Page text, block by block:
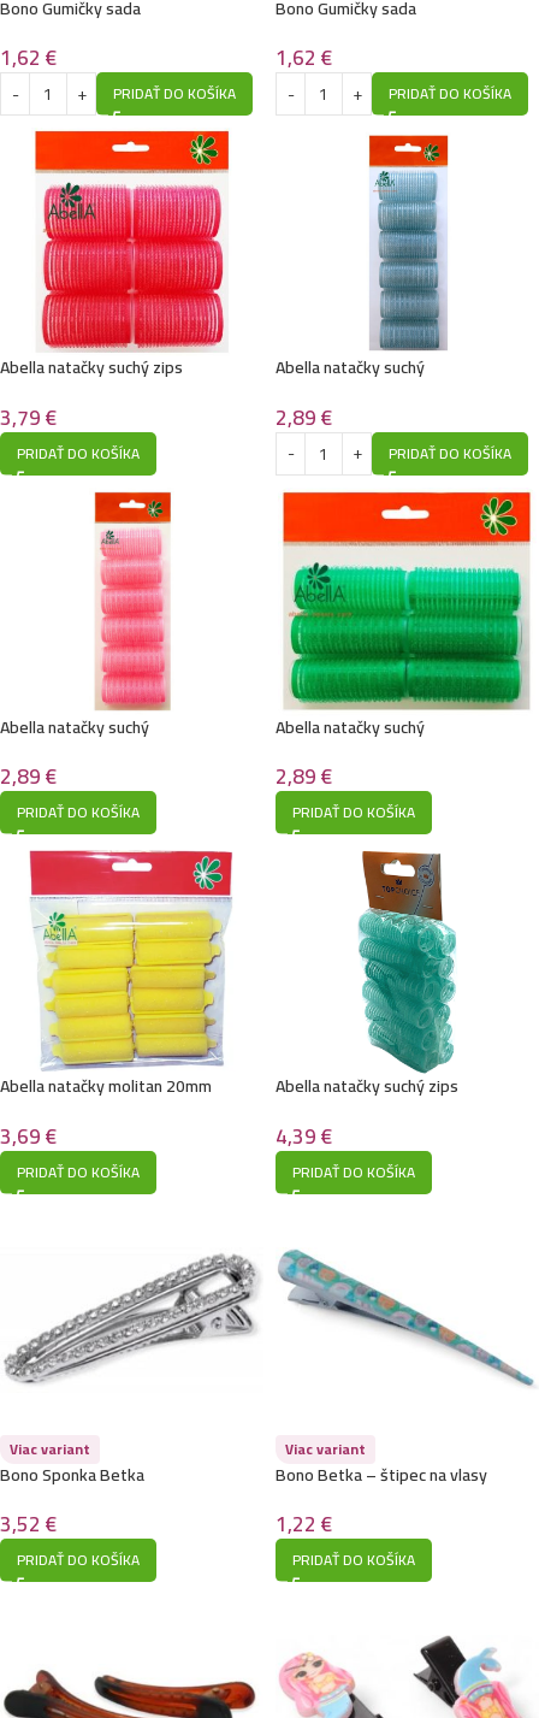
Bono Gumičky sada
1,62€
PRIDAŤ DO KOŠÍKA
Bono Gumičky sada
1,62€
PRIDAŤ DO KOŠÍKA
Abella natačky suchý zips
3,79€
PRIDAŤ DO KOŠÍKA
Abella natačky suchý
2,89€
PRIDAŤ DO KOŠÍKA
Abella natačky suchý
2,89€
PRIDAŤ DO KOŠÍKA
Abella natačky suchý
2,89€
PRIDAŤ DO KOŠÍKA
Abella natačky molitan 20mm
3,69€
PRIDAŤ DO KOŠÍKA
Abella natačky suchý zips
4,39€
PRIDAŤ DO KOŠÍKA
Viac variant
Bono Sponka Betka
3,52€
PRIDAŤ DO KOŠÍKA
Viac variant
Bono Betka – štipec na vlasy
1,22€
PRIDAŤ DO KOŠÍKA